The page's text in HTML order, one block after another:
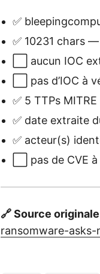
✅
✅ 10231 chars
⬜ aucun IOC
⬜ pas d’IOC à
✅ 5 TTPs
✅ date extraite
✅ acteur(s)
⬜ pas de CVE
🔗 Source originale
ransomware-